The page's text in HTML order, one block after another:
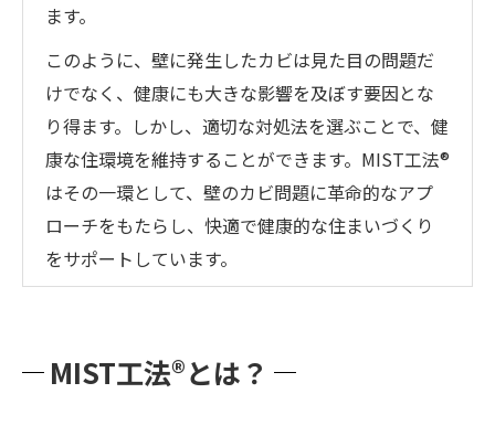
ます。
このように、壁に発生したカビは見た目の問題だ
けでなく、健康にも大きな影響を及ぼす要因とな
り得ます。しかし、適切な対処法を選ぶことで、健
康な住環境を維持することができます。MIST工法®
はその一環として、壁のカビ問題に革命的なアプ
ローチをもたらし、快適で健康的な住まいづくり
をサポートしています。
MIST工法®とは？